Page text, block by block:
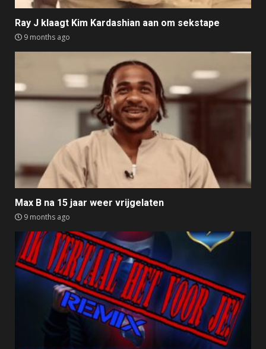
Ray J klaagt Kim Kardashian aan om sekstape
9 months ago
Max B na 15 jaar weer vrijgelaten
9 months ago